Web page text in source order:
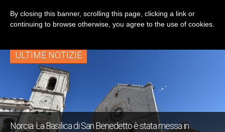
San Benedetto’
ULTIME NOTIZIE
Norcia. La Basilica di San Benedetto è stata messa in
By closing this banner, scrolling this page, clicking a link or
continuing to browse otherwise, you agree to the use of cookies.